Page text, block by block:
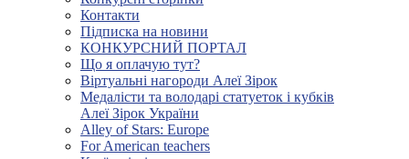
Контакти
Підписка на новини
КОНКУРСНИЙ ПОРТАЛ
Що я оплачую тут?
Віртуальні нагороди Алеї Зірок
Медалісти та володарі статуеток і кубків
Алеї Зірок України
Alley of Stars: Europe
For American teachers